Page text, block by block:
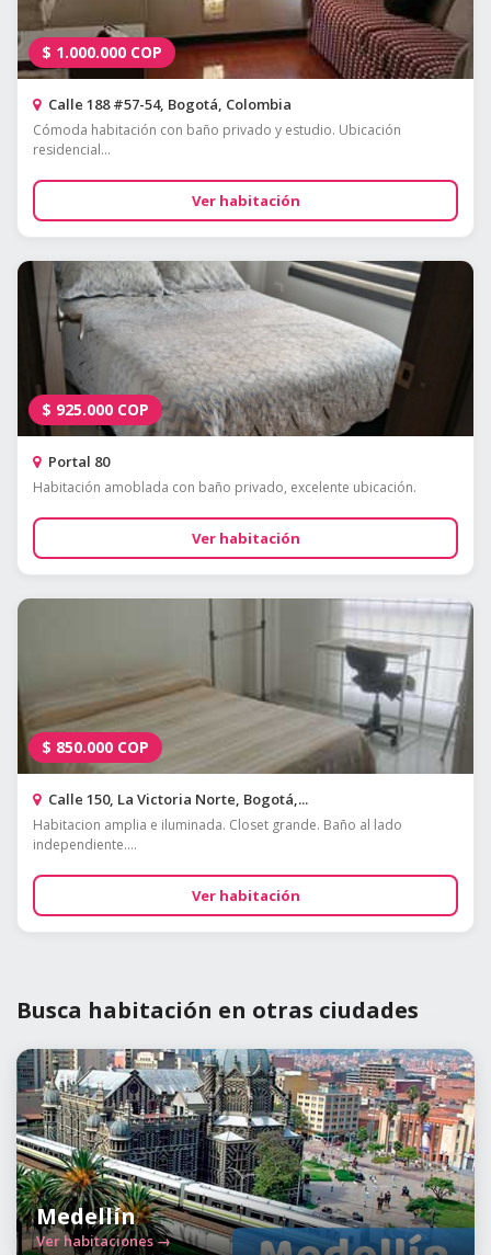
$ 1.000.000 COP
Calle 188 #57-54, Bogotá, Colombia
Cómoda habitación con baño privado y estudio. Ubicación
residencial...
Ver habitación
$ 925.000 COP
Portal 80
Habitación amoblada con baño privado, excelente ubicación.
Ver habitación
$ 850.000 COP
Calle 150, La Victoria Norte, Bogotá,...
Habitacion amplia e iluminada. Closet grande. Baño al lado
independiente....
Ver habitación
Busca habitación en otras ciudades
Medellín
Ver habitaciones →